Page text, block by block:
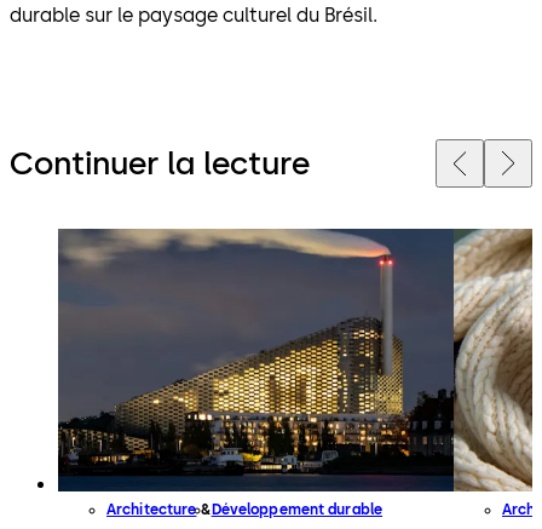
durable sur le paysage culturel du Brésil.
Continuer la lecture
Architecture Développement durable